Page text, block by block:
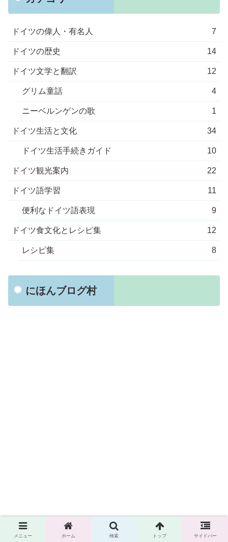
ドイツの偉人・有名人 7
ドイツの歴史 14
ドイツ文学と翻訳 12
グリム童話 4
ニーベルンゲンの歌 1
ドイツ生活と文化 34
ドイツ生活手続きガイド 10
ドイツ観光案内 22
ドイツ語学習 11
便利なドイツ語表現 9
ドイツ食文化とレシピ集 12
レシピ集 8
にほんブログ村
メニュー ホーム 検索 トップ サイドバー